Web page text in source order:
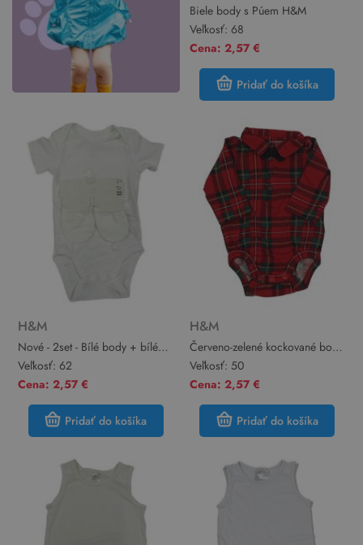
Biele body s Púem H&M
Veľkosť: 68
Cena: 2,57 €
Pridať do košíka
H&M
Nové - 2set - Bílé body + bílé
rukavice H&M
Veľkosť: 62
Cena: 2,57 €
Pridať do košíka
H&M
Červeno-zelené kockované body
s motýlkom a golierikom H&M
Veľkosť: 50
Cena: 2,57 €
Pridať do košíka